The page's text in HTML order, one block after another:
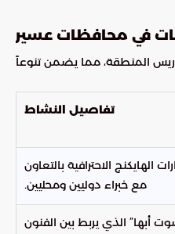
في محافظات عسير
المنطقة، مما يضمن تنوعاً
تفاصيل النشاط
الهايكنج الاحترافية بالتعاون
مع خبراء دوليين ومحليين.
أبها” الذي يربط بين الفنون